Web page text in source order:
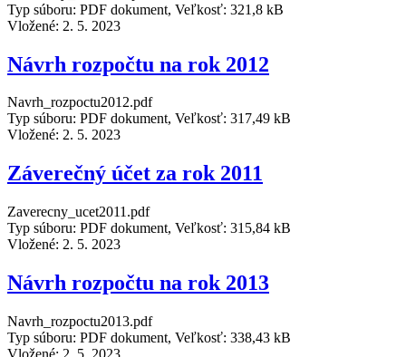
Typ súboru: PDF dokument, Veľkosť: 321,8 kB
Vložené: 2. 5. 2023
Návrh rozpočtu na rok 2012
Navrh_rozpoctu2012.pdf
Typ súboru: PDF dokument, Veľkosť: 317,49 kB
Vložené: 2. 5. 2023
Záverečný účet za rok 2011
Zaverecny_ucet2011.pdf
Typ súboru: PDF dokument, Veľkosť: 315,84 kB
Vložené: 2. 5. 2023
Návrh rozpočtu na rok 2013
Navrh_rozpoctu2013.pdf
Typ súboru: PDF dokument, Veľkosť: 338,43 kB
Vložené: 2. 5. 2023